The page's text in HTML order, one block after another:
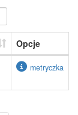
Opcje
metryczka